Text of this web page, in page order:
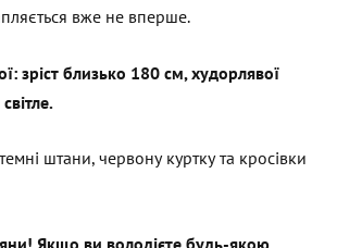
вже не вперше.
зріст близько 180 см, худорлявої
штани, червону куртку та кросівки
Якщо ви володієте будь-якою